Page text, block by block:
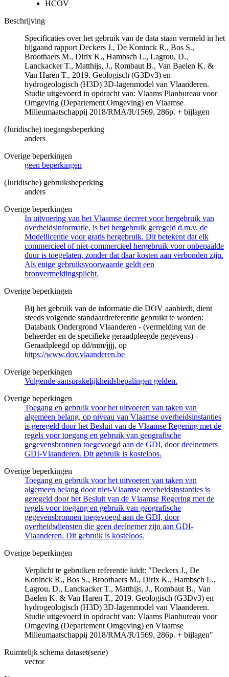
HCOV
Beschrijving
Specificaties over het gebruik van de data staan vermeld in het
bijgaand rapport Deckers J., De Koninck R., Bos S.,
Broothaers M., Dirix K., Hambsch L., Lagrou, D.,
Lanckacker T., Matthijs, J., Rombaut B., Van Baelen K. &
Van Haren T., 2019. Geologisch (G3Dv3) en
hydrogeologisch (H3D) 3D-lagenmodel van Vlaanderen.
Studie uitgevoerd in opdracht van: Vlaams Planbureau voor
Omgeving (Departement Omgeving) en Vlaamse
Milieumaatschappij 2018/RMA/R/1569, 286p. + bijlagen
(Juridische) toegangsbeperking
anders
Overige beperkingen
geen beperkingen
(Juridische) gebruiksbeperking
anders
Overige beperkingen
In uitvoering van het Vlaamse decreet voor hergebruik van
overheidsinformatie, is het hergebruik geregeld d.m.v. de
Modellicentie voor gratis hergebruik. Dit betekent dat elk
commercieel of niet-commercieel hergebruik voor onbepaalde
duur is toegelaten, zonder dat daar kosten aan verbonden zijn.
Als enige gebruiksvoorwaarde geldt een
bronvermeldingsplicht.
Overige beperkingen
Bij het gebruik van de informatie die DOV aanbiedt, dient
steeds volgende standaardreferentie gebruikt te worden:
Databank Ondergrond Vlaanderen - (vermelding van de
beheerder en de specifieke geraadpleegde gegevens) -
Geraadpleegd op dd/mm/jjjj, op
https://www.dov.vlaanderen.be
Overige beperkingen
Volgende aansprakelijkheidsbepalingen gelden.
Overige beperkingen
Toegang en gebruik voor het uitvoeren van taken van
algemeen belang, op niveau van Vlaamse overheidsinstanties
is geregeld door het Besluit van de Vlaamse Regering met de
regels voor toegang en gebruik van geografische
gegevensbronnen toegevoegd aan de GDI, door deelnemers
GDI-Vlaanderen. Dit gebruik is kosteloos.
Overige beperkingen
Toegang en gebruik voor het uitvoeren van taken van
algemeen belang door niet-Vlaamse overheidsinstanties is
geregeld door het Besluit van de Vlaamse Regering met de
regels voor toegang en gebruik van geografische
gegevensbronnen toegevoegd aan de GDI, door
overheidsdiensten die geen deelnemer zijn aan GDI-
Vlaanderen. Dit gebruik is kosteloos.
Overige beperkingen
Verplicht te gebruiken referentie luidt: "Deckers J., De
Koninck R., Bos S., Broothaers M., Dirix K., Hambsch L.,
Lagrou, D., Lanckacker T., Matthijs, J., Rombaut B., Van
Baelen K. & Van Haren T., 2019. Geologisch (G3Dv3) en
hydrogeologisch (H3D) 3D-lagenmodel van Vlaanderen.
Studie uitgevoerd in opdracht van: Vlaams Planbureau voor
Omgeving (Departement Omgeving) en Vlaamse
Milieumaatschappij 2018/RMA/R/1569, 286p. + bijlagen"
Ruimtelijk schema dataset(serie)
vector